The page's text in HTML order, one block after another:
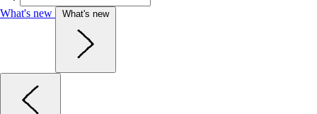
What's new What's new